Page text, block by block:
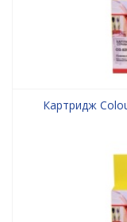
Картридж